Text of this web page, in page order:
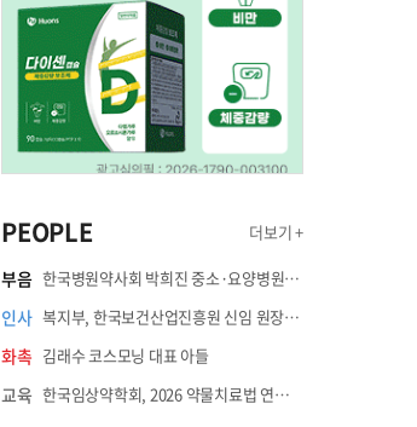
PEOPLE 더보기 +
부음 한국병원약사회 박희진 중소·요양병원이사(충청북도 청주의료원 약제팀장) 부친상
인사 복지부, 한국보건산업진흥원 신임 원장에 고상백 교수 임명
화촉 김래수 코스모닝 대표 아들
교육 한국임상약학회, 2026 약물치료법 연수강좌 8월 21일 개최